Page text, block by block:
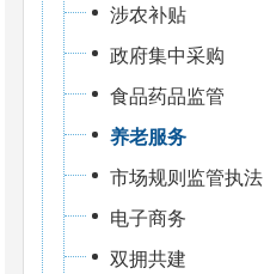
涉农补贴
政府集中采购
食品药品监管
养老服务
市场规则监管执法
电子商务
双拥共建